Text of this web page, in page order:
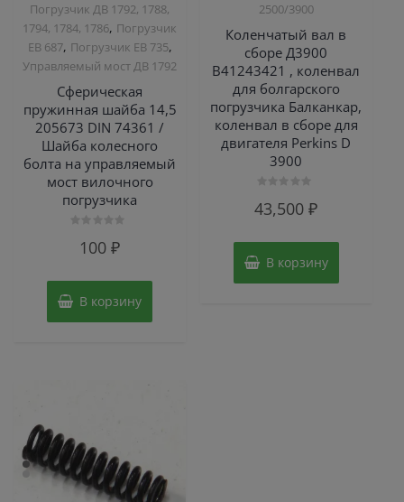
Погрузчик ДВ 1792, 1788,
1794, 1784, 1786, Погрузчик
ЕВ 687, Погрузчик ЕВ 735,
Управляемый мост ДВ 1792
Сферическая
пружинная шайба 14,5
205673 DIN 74361 /
Шайба колесного
болта на управляемый
мост вилочного
погрузчика
100₽
В корзину
2500/3900
Коленчатый вал в
сборе Д3900
B41243421 , коленвал
для болгарского
погрузчика Балканкар,
коленвал в сборе для
двигателя Perkins D
3900
0
43,500₽
В корзину